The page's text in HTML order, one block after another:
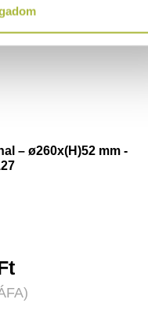
– ø260x(H)52 mm -